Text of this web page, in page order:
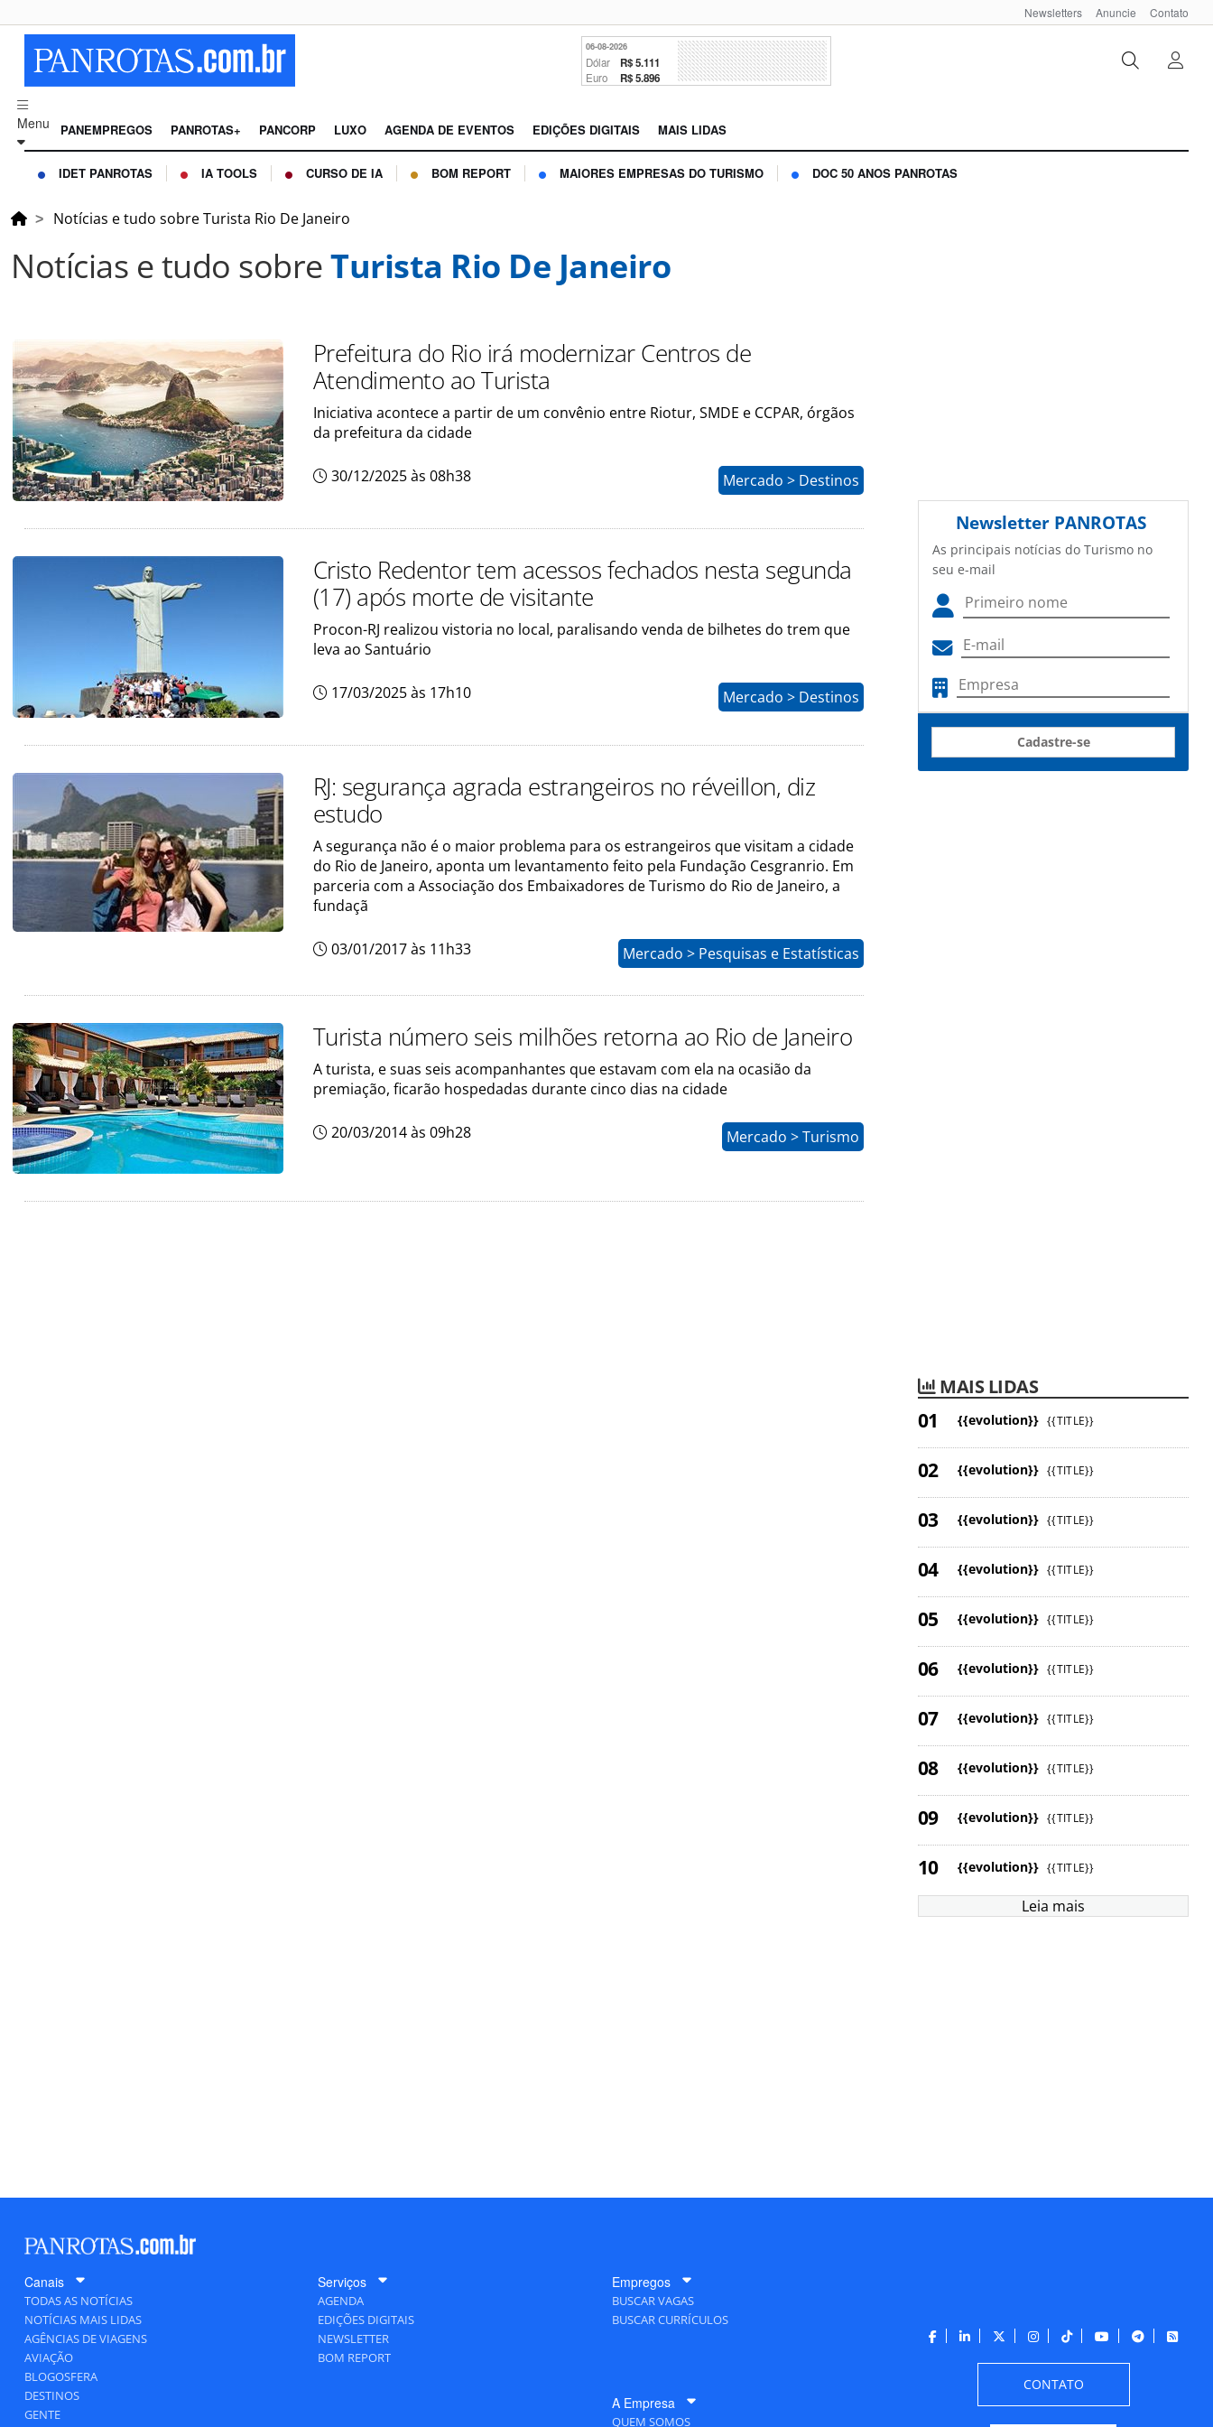
Newsletters Anuncie Contato
06-08-2026
Dólar R$ 5.111
Euro R$ 5.896
Menu PANEMPREGOS PANROTAS+ PANCORP LUXO AGENDA DE EVENTOS EDIÇÕES DIGITAIS MAIS LIDAS
IDET PANROTAS IA TOOLS CURSO DE IA BOM REPORT MAIORES EMPRESAS DO TURISMO DOC 50 ANOS PANROTAS
Notícias e tudo sobre Turista Rio De Janeiro
Notícias e tudo sobreTurista Rio De Janeiro
Prefeitura do Rio irá modernizar Centros de
Atendimento ao Turista
Iniciativa acontece a partir de um convênio entre Riotur, SMDE e CCPAR, órgãos
da prefeitura da cidade
30/12/2025 às 08h38 Mercado > Destinos
Cristo Redentor tem acessos fechados nesta segunda
(17) após morte de visitante
Procon-RJ realizou vistoria no local, paralisando venda de bilhetes do trem que
leva ao Santuário
17/03/2025 às 17h10 Mercado > Destinos
RJ: segurança agrada estrangeiros no réveillon, diz
estudo
A segurança não é o maior problema para os estrangeiros que visitam a cidade
do Rio de Janeiro, aponta um levantamento feito pela Fundação Cesgranrio. Em
parceria com a Associação dos Embaixadores de Turismo do Rio de Janeiro, a
fundaçã
03/01/2017 às 11h33 Mercado > Pesquisas e Estatísticas
Turista número seis milhões retorna ao Rio de Janeiro
A turista, e suas seis acompanhantes que estavam com ela na ocasião da
premiação, ficarão hospedadas durante cinco dias na cidade
20/03/2014 às 09h28 Mercado > Turismo
Newsletter PANROTAS
As principais notícias do Turismo no
seu e-mail
Cadastre-se
MAIS LIDAS
{{evolution}} {{TITLE}}
{{evolution}} {{TITLE}}
{{evolution}} {{TITLE}}
{{evolution}} {{TITLE}}
{{evolution}} {{TITLE}}
{{evolution}} {{TITLE}}
{{evolution}} {{TITLE}}
{{evolution}} {{TITLE}}
{{evolution}} {{TITLE}}
{{evolution}} {{TITLE}}
Leia mais
Canais
TODAS AS NOTÍCIAS
NOTÍCIAS MAIS LIDAS
AGÊNCIAS DE VIAGENS
AVIAÇÃO
BLOGOSFERA
DESTINOS
GENTE
Serviços
AGENDA
EDIÇÕES DIGITAIS
NEWSLETTER
BOM REPORT
Empregos
BUSCAR VAGAS
BUSCAR CURRÍCULOS
A Empresa
QUEM SOMOS
CONTATO